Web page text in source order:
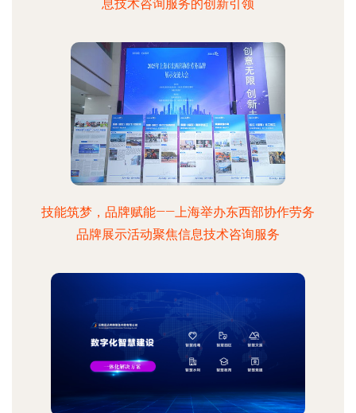
息技术咨询服务的创新引领
技能筑梦，品牌赋能——上海举办东西部协作劳务
品牌展示活动聚焦信息技术咨询服务